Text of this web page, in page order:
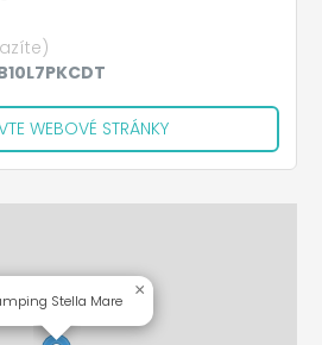
WEBOVÉ STRÁNKY
Stella Mare
×